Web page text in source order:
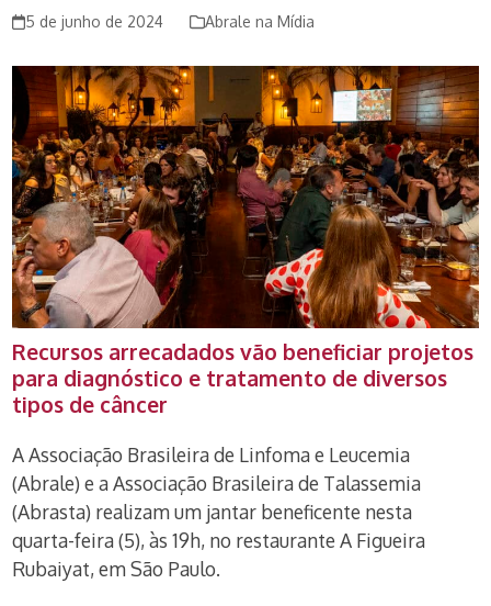
5 de junho de 2024 Abrale na Mídia
Recursos arrecadados vão beneficiar projetos
para diagnóstico e tratamento de diversos
tipos de câncer
A Associação Brasileira de Linfoma e Leucemia
(Abrale) e a Associação Brasileira de Talassemia
(Abrasta) realizam um jantar beneficente nesta
quarta-feira (5), às 19h, no restaurante A Figueira
Rubaiyat, em São Paulo.